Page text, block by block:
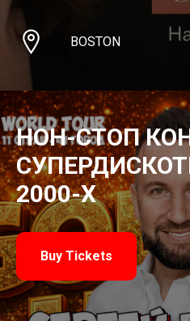
BOSTON
НОН-СТОП
2000-Х
Buy Tickets